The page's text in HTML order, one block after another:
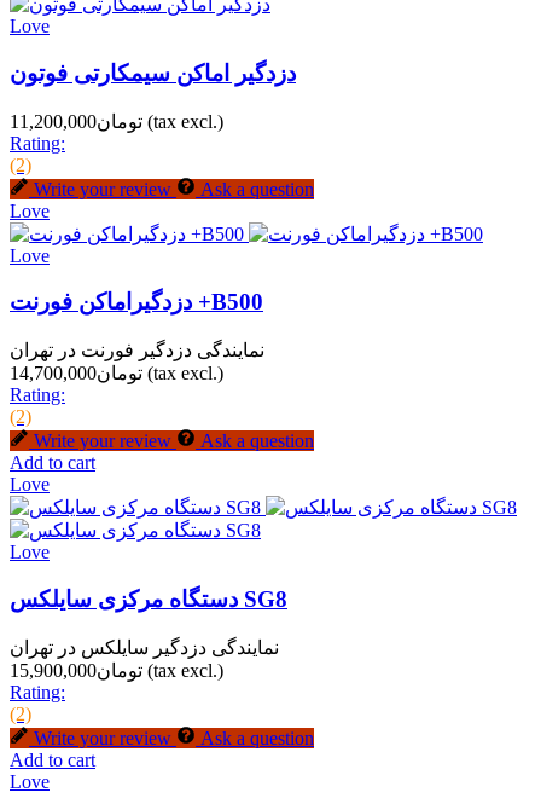
Love
دزدگیر اماکن سیمکارتی فوتون
تومان11,200,000 (tax excl.)
Rating:
(2)
Write your review
Ask a question
Love
Love
دزدگیراماکن فورنت +B500
نمایندگی دزدگیر فورنت در تهران
تومان14,700,000 (tax excl.)
Rating:
(2)
Write your review
Ask a question
Add to cart
Love
Love
دستگاه مرکزی سایلکس SG8
نمایندگی دزدگیر سایلکس در تهران
تومان15,900,000 (tax excl.)
Rating:
(2)
Write your review
Ask a question
Add to cart
Love